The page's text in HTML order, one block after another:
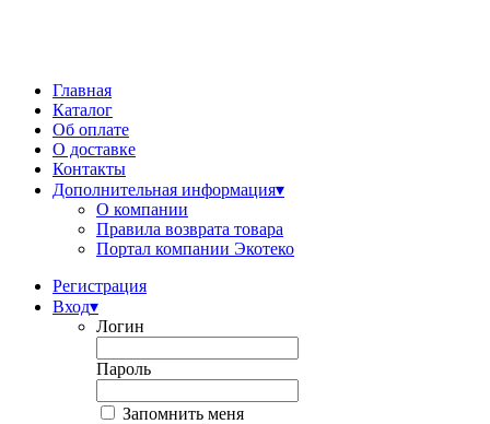
Главная
Каталог
Об оплате
О доставке
Контакты
Дополнительная информация▾
О компании
Правила возврата товара
Портал компании Экотеко
Регистрация
Вход▾
Логин
Пароль
Запомнить меня